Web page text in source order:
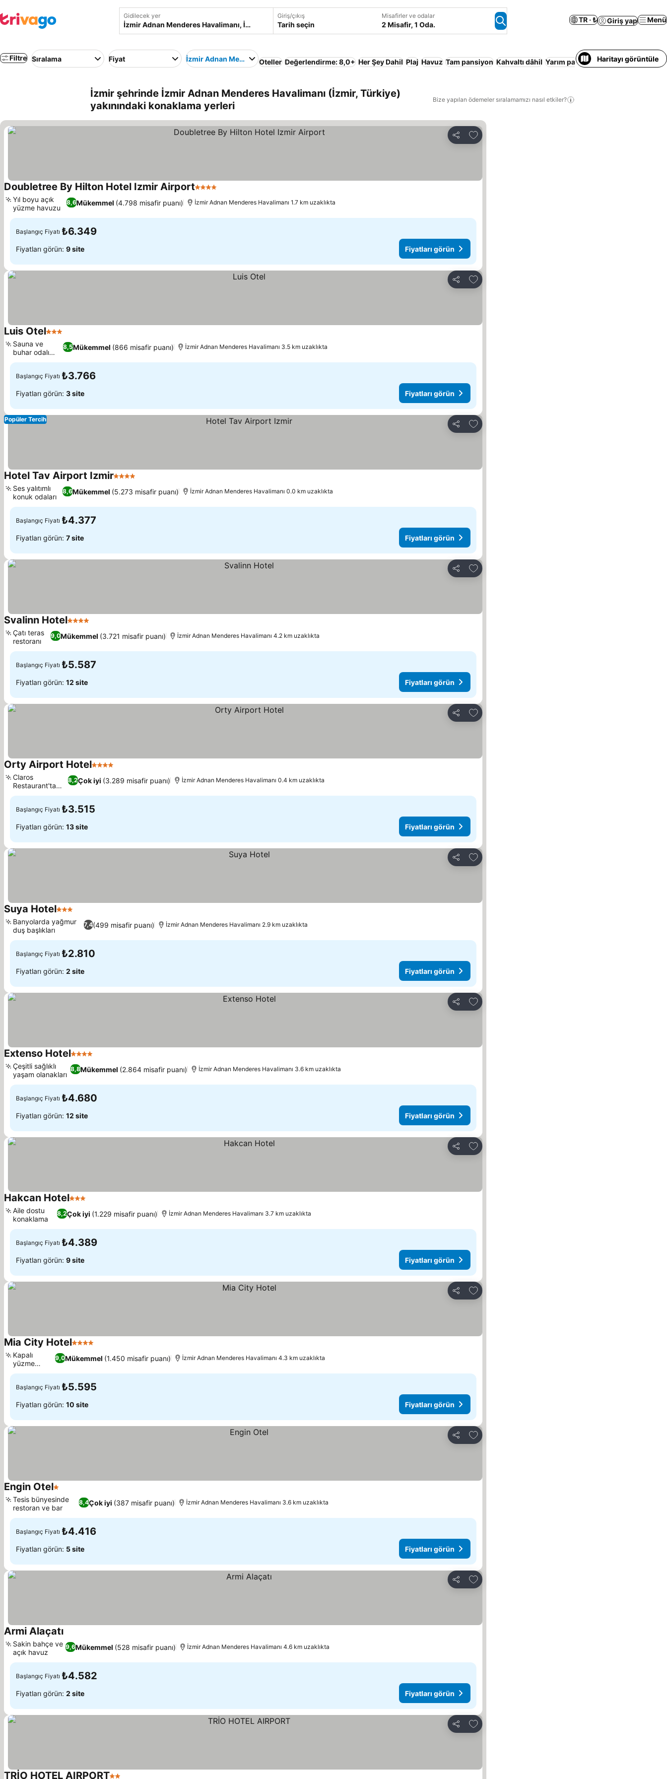
Gidilecek yer Giriş/çıkış
Tarih seçin
Misafirler ve odalar
2 Misafir, 1 Oda.
TR · ₺ Giriş yap Menü
Filtre Sıralama Fiyat İzmir Adnan Menderes Havalimanı
Oteller Değerlendirme: 8,0+ Her Şey Dahil Plaj Havuz Tam pansiyon Kahvaltı dâhil Yarım pansiyon Tatil Köyü
Haritayı görüntüle
İzmir şehrinde İzmir Adnan Menderes Havalimanı (İzmir, Türkiye)
yakınındaki konaklama yerleri
Bize yapılan ödemeler sıralamamızı nasıl etkiler?
Paylaş
Favorilerime ekle
Doubletree By Hilton Hotel Izmir Airport4 Yıldız
8,6Mükemmel (4.798 misafir puanı)
Yıl boyu açık
yüzme havuzu
İzmir Adnan Menderes Havalimanı 1.7 km uzaklıkta
Başlangıç Fiyatı ₺6.349
Fiyatları görün: 9 site Fiyatları görün
Paylaş
Favorilerime ekle
Luis Otel3 Yıldız
8,5Mükemmel (866 misafir puanı)
Sauna ve
buhar odalı
spa
İzmir Adnan Menderes Havalimanı 3.5 km uzaklıkta
Başlangıç Fiyatı ₺3.766
Fiyatları görün: 3 site Fiyatları görün
Paylaş
Favorilerime ekle
Popüler Tercih
Hotel Tav Airport Izmir4 Yıldız
8,6Mükemmel (5.273 misafir puanı)
Ses yalıtımlı
konuk odaları
İzmir Adnan Menderes Havalimanı 0.0 km uzaklıkta
Başlangıç Fiyatı ₺4.377
Fiyatları görün: 7 site Fiyatları görün
Paylaş
Favorilerime ekle
Svalinn Hotel4 Yıldız
9,0Mükemmel (3.721 misafir puanı)
Çatı teras
restoranı
İzmir Adnan Menderes Havalimanı 4.2 km uzaklıkta
Başlangıç Fiyatı ₺5.587
Fiyatları görün: 12 site Fiyatları görün
Paylaş
Favorilerime ekle
Orty Airport Hotel4 Yıldız
8,2Çok iyi (3.289 misafir puanı)
Claros
Restaurant'ta
yemek
İzmir Adnan Menderes Havalimanı 0.4 km uzaklıkta
Başlangıç Fiyatı ₺3.515
Fiyatları görün: 13 site Fiyatları görün
Paylaş
Favorilerime ekle
Suya Hotel3 Yıldız
7,4(499 misafir puanı)
Banyolarda yağmur
duş başlıkları
İzmir Adnan Menderes Havalimanı 2.9 km uzaklıkta
Başlangıç Fiyatı ₺2.810
Fiyatları görün: 2 site Fiyatları görün
Paylaş
Favorilerime ekle
Extenso Hotel4 Yıldız
8,8Mükemmel (2.864 misafir puanı)
Çeşitli sağlıklı
yaşam olanakları
İzmir Adnan Menderes Havalimanı 3.6 km uzaklıkta
Başlangıç Fiyatı ₺4.680
Fiyatları görün: 12 site Fiyatları görün
Paylaş
Favorilerime ekle
Hakcan Hotel3 Yıldız
8,2Çok iyi (1.229 misafir puanı)
Aile dostu
konaklama
İzmir Adnan Menderes Havalimanı 3.7 km uzaklıkta
Başlangıç Fiyatı ₺4.389
Fiyatları görün: 9 site Fiyatları görün
Paylaş
Favorilerime ekle
Mia City Hotel4 Yıldız
9,0Mükemmel (1.450 misafir puanı)
Kapalı
yüzme
havuzu
İzmir Adnan Menderes Havalimanı 4.3 km uzaklıkta
Başlangıç Fiyatı ₺5.595
Fiyatları görün: 10 site Fiyatları görün
Paylaş
Favorilerime ekle
Engin Otel1 Yıldız
8,4Çok iyi (387 misafir puanı)
Tesis bünyesinde
restoran ve bar
İzmir Adnan Menderes Havalimanı 3.6 km uzaklıkta
Başlangıç Fiyatı ₺4.416
Fiyatları görün: 5 site Fiyatları görün
Paylaş
Favorilerime ekle
Armi Alaçatı
9,6Mükemmel (528 misafir puanı)
Sakin bahçe ve
açık havuz
İzmir Adnan Menderes Havalimanı 4.6 km uzaklıkta
Başlangıç Fiyatı ₺4.582
Fiyatları görün: 2 site Fiyatları görün
Paylaş
Favorilerime ekle
TRİO HOTEL AIRPORT